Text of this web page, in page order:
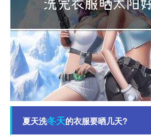
夏天洗冬天的衣服要晒几天?